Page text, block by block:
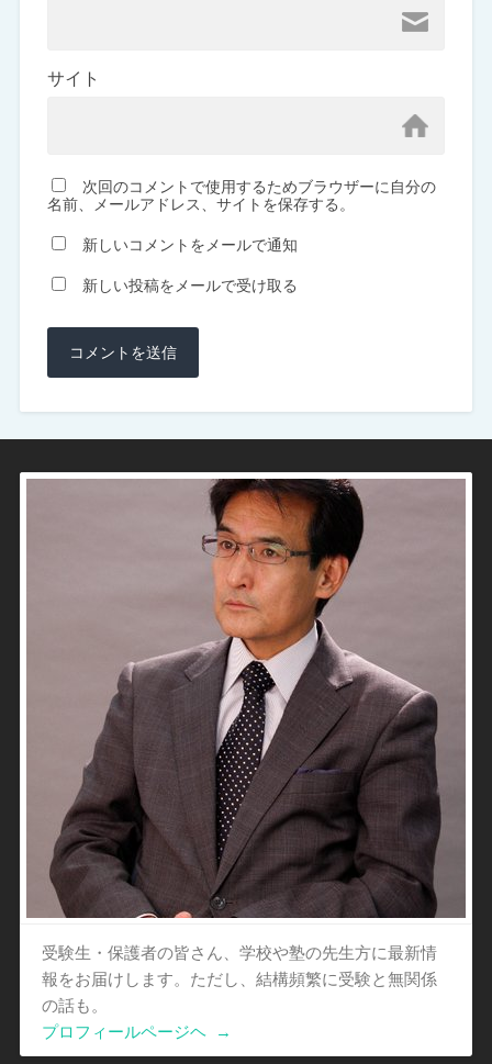
サイト
次回のコメントで使用するためブラウザーに自分の
名前、メールアドレス、サイトを保存する。
新しいコメントをメールで通知
新しい投稿をメールで受け取る
受験生・保護者の皆さん、学校や塾の先生方に最新情
報をお届けします。ただし、結構頻繁に受験と無関係
の話も。
プロフィールページヘ
→